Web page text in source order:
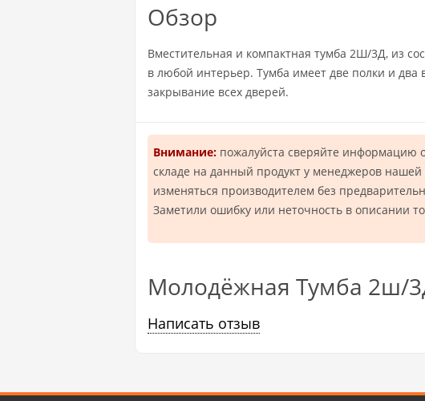
Обзор
Вместительная и компактная тумба 2Ш/3Д, из
в любой интерьер. Тумба имеет две полки и
закрывание всех дверей.
Внимание: пожалуйста сверяйте информацию
складе на данный продукт у менеджеров
изменяться производителем без
Заметили ошибку или неточность в описании
Молодёжная Тумба 2ш/
Написать отзыв